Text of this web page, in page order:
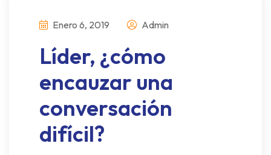
Enero 6, 2019 Admin
Líder, ¿cómo
encauzar una
conversación
difícil?